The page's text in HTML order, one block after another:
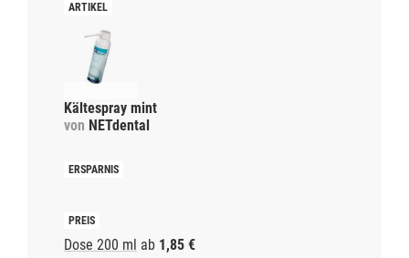
Kältespray mint
von NETdental
Dose 200 ml ab 1,85 €